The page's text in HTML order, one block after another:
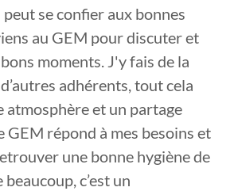
se confier aux bonnes
au GEM pour discuter et
moments. J'y fais de la
adhérents, tout cela
atmosphère et un partage
GEM répond à mes besoins et
une bonne hygiène de
c’est un